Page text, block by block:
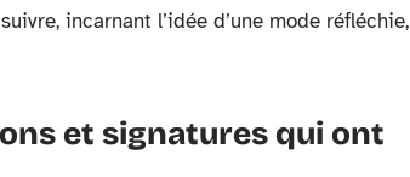
incarnant l’idée d’une mode réfléchie,
et signatures qui ont